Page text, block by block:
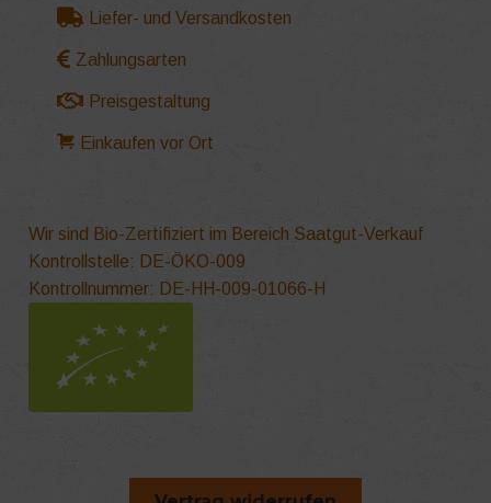
Liefer- und Versandkosten
Zahlungsarten
Preisgestaltung
Einkaufen vor Ort
Wir sind Bio-Zertifiziert im Bereich Saatgut-Verkauf
Kontrollstelle: DE-ÖKO-009
Kontrollnummer: DE-HH-009-01066-H